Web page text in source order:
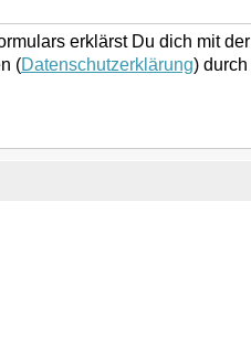
erklärst Du dich mit
(Datenschutzerklärung)